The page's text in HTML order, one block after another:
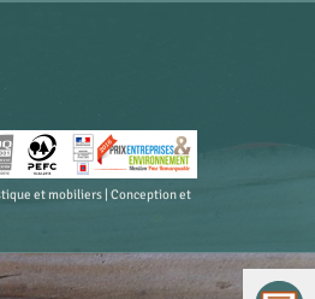
et mobiliers | Conception et